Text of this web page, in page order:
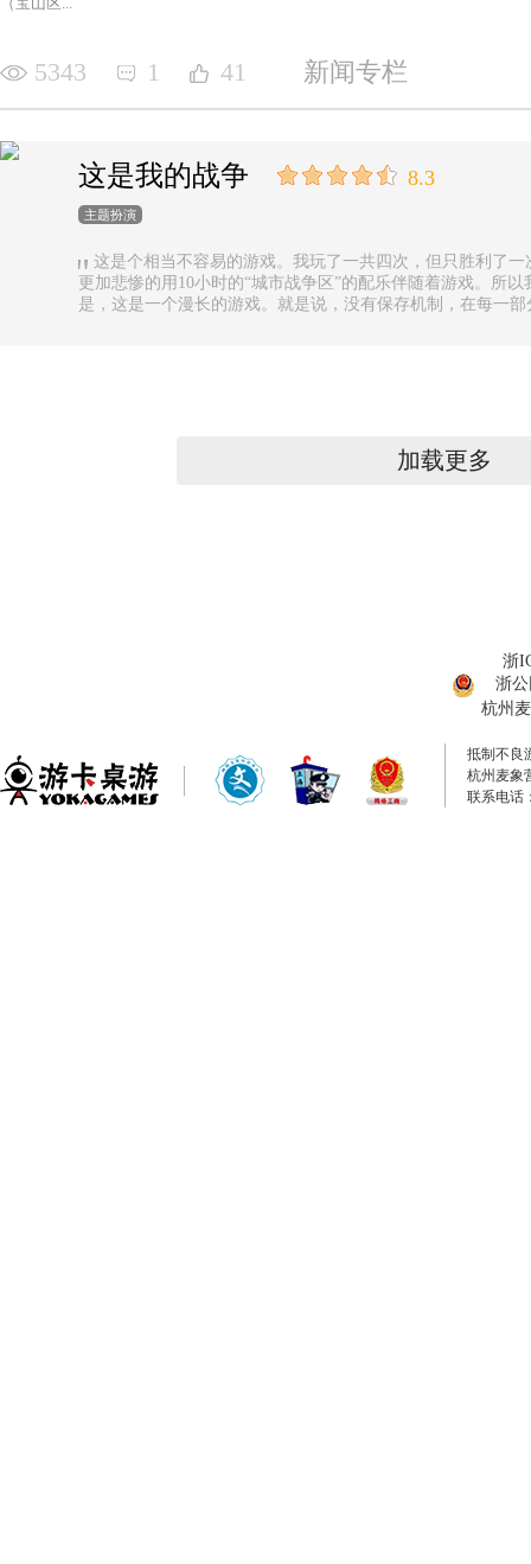
5343 1 41 新闻专栏
这是我的战争 8.3
主题扮演
这是个相当不容易的游戏。我玩了一共四次，但只胜利了
更加悲惨的用10小时的“城市战争区”的配乐伴随着游戏。所
是，这是一个漫长的游戏。就是说，没有保存机制，在每一
加载更多
浙
浙公
杭州
抵制不良
杭州麦象
联系电话